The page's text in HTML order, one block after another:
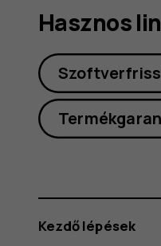
Hasznos
Kezdő lépések